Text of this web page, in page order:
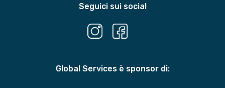
Seguici sui social
Global Services è sponsor di: